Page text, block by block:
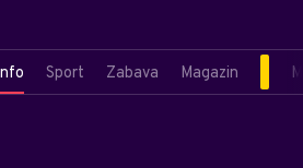
Sport Zabava Magazin